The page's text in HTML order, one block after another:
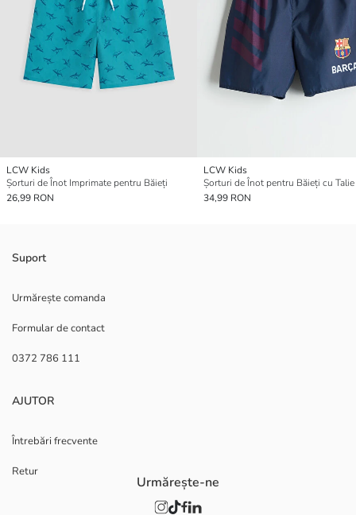
LCW Kids
Șorturi de Înot Imprimate pentru Băieți
26,99 RON
LCW Kids
34,99 RON
Suport
Urmărește comanda
Formular de contact
0372 786 111
AJUTOR
Întrebări frecvente
Retur
Urmărește-ne